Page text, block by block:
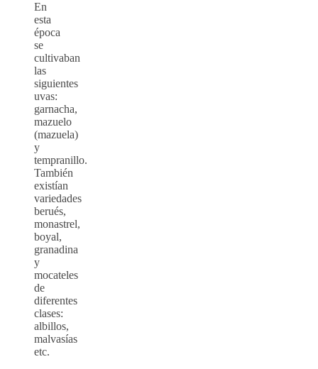
En
esta
época
se
cultivaban
las
siguientes
uvas:
garnacha,
mazuelo
(mazuela)
y
tempranillo.
También
existían
variedades
berués,
monastrel,
boyal,
granadina
y
mocateles
de
diferentes
clases:
albillos,
malvasías
etc.